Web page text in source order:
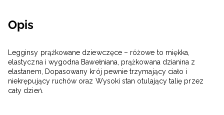
Opis
Legginsy prążkowane dziewczęce – różowe to miękka,
elastyczna i wygodna Bawełniana, prążkowana dzianina z
elastanem, Dopasowany krój pewnie trzymający ciało i
niekrępujący ruchów oraz Wysoki stan otulający talię przez
cały dzień.